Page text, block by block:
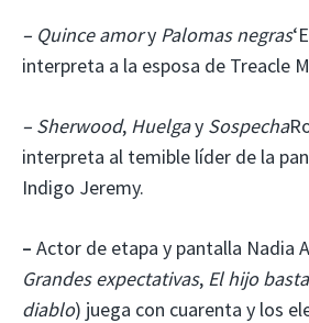
– Quince amory Palomas negras
interpreta a la esposa de Treacle
– Sherwood, Huelgay Sospecha
interpreta al temible líder de la
Indigo Jeremy.
– Actor de etapa y pantalla Nadia
Grandes expectativas, El hijo
diablo) juega con cuarenta y los